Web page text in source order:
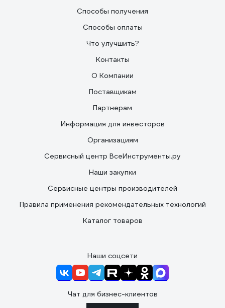
Способы получения
Способы оплаты
Что улучшить?
Контакты
О Компании
Поставщикам
Партнерам
Информация для инвесторов
Организациям
Сервисный центр ВсеИнструменты.ру
Наши закупки
Сервисные центры производителей
Правила применения рекомендательных технологий
Каталог товаров
Наши соцсети
Чат для бизнес-клиентов